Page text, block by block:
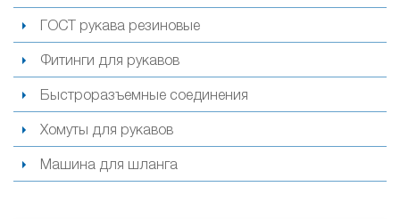
ГОСТ рукава резиновые
Фитинги для рукавов
Быстроразъемные соединения
Хомуты для рукавов
Машина для шланга